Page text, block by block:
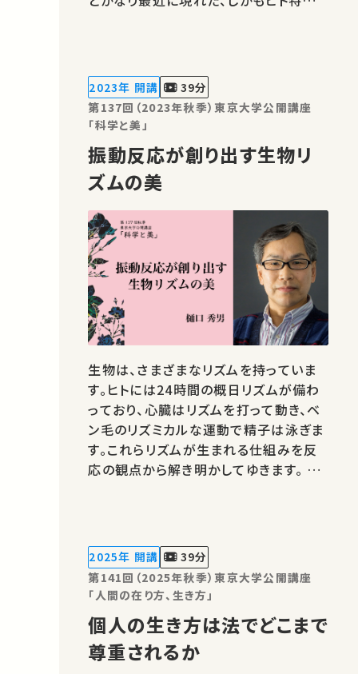
かの誰かの学びに繋がるかもしれませ
ん。 お気に入りの講義・…
2023年 開講
39分
第137回（2023年秋季）東京大学公開講座
「科学と美」
振動反応が創り出す生物リ
ズムの美
生物は、さまざまなリズムを持っていま
す。ヒトには24時間の概日リズムが備わ
っており、心臓はリズムを打って動き、ベ
ン毛のリズミカルな運動で精子は泳ぎま
す。これらリズムが生まれる仕組みを反
応の観点から解き明かしてゆきます。 ★
願いします。 運営・著作権処理・映像編
集：東京大学 大学総合教育研…
2025年 開講
39分
第141回（2025年秋季）東京大学公開講座
「人間の在り方、生き方」
個人の生き方は法でどこまで
尊重されるか